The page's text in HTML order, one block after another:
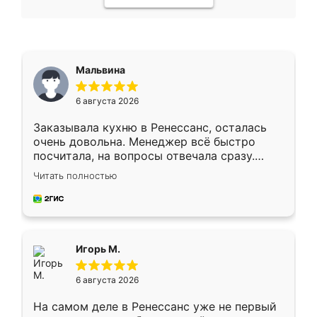
Мальвина
6 августа 2026
Заказывала кухню в Ренессанс, осталась
очень довольна. Менеджер всё быстро
посчитала, на вопросы отвечала сразу.
Замерщик приехал в субботу, подошёл к
делу со всей ответственностью. Собрали
за день, ребята работали аккуратно, даже
Читать полностью
Игорь М.
6 августа 2026
На самом деле в Ренессанс уже не первый